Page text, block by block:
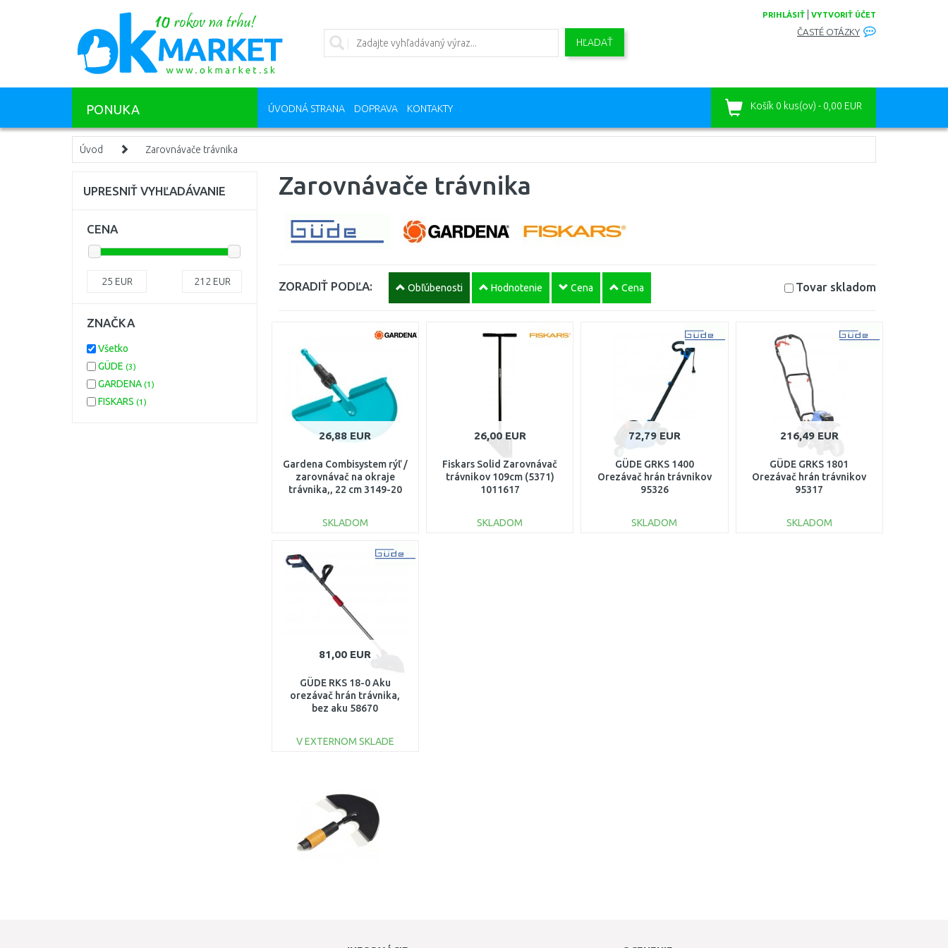
PRIHLÁSIŤ VYTVORIŤ ÚČET
ČASTÉ OTÁZKY
HĽADAŤ
PONUKA ÚVODNÁ STRANA DOPRAVA KONTAKTY Košík 0 kus(ov) - 0,00 EUR
Úvod Zarovnávače trávnika
Zarovnávače trávnika
ZORADIŤ PODĽA: Obľúbenosti Hodnotenie Cena Cena Tovar skladom
26,88 EUR
Gardena Combisystem rýľ /
zarovnávač na okraje
trávnika,, 22 cm 3149-20
SKLADOM
DO KOŠÍKA
26,00 EUR
Fiskars Solid Zarovnávač
trávnikov 109cm (5371)
1011617
SKLADOM
72,79 EUR
GÜDE GRKS 1400
Orezávač hrán trávnikov
95326
SKLADOM
216,49 EUR
GÜDE GRKS 1801
Orezávač hrán trávnikov
95317
SKLADOM
81,00 EUR
GÜDE RKS 18-0 Aku
orezávač hrán trávnika,
bez aku 58670
V EXTERNOM SKLADE
Porovnať
UPRESNIŤ VYHĽADÁVANIE
CENA
25 EUR 212 EUR
ZNAČKA
Všetko
GÜDE (3)
GARDENA (1)
FISKARS (1)